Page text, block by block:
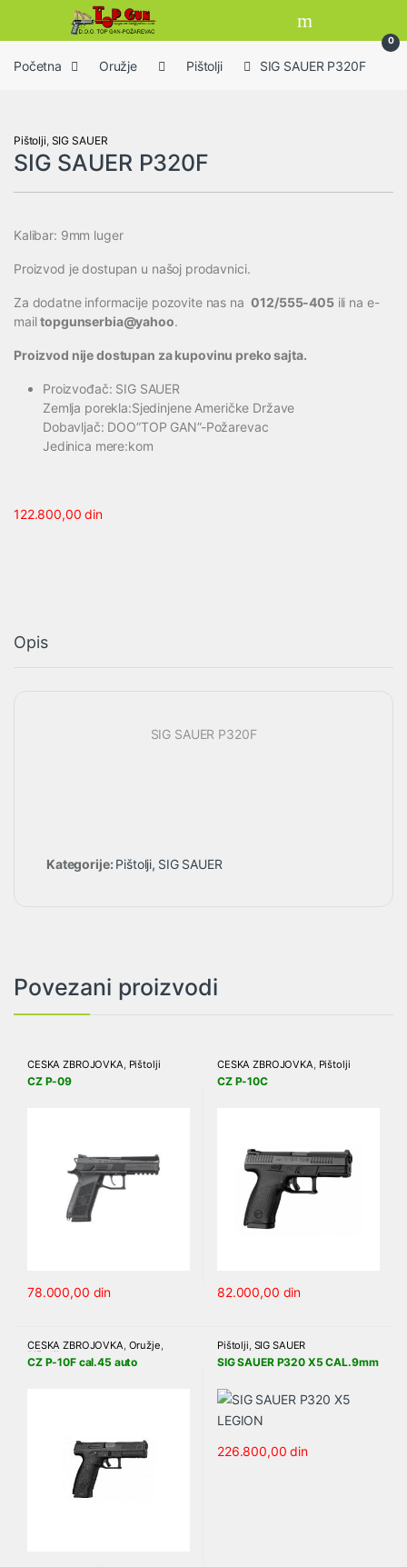
Skip to navigation
Skip to content
0
Početna Oružje Pištolji SIG SAUER P320F
Pištolji, SIG SAUER
SIG SAUER P320F
Kalibar: 9mm luger
Proizvod je dostupan u našoj prodavnici.
Za dodatne informacije pozovite nas na012/555-405ili na e-
mailtopgunserbia@yahoo.
Proizvod nije dostupan za kupovinu preko sajta.
Proizvođač: SIG SAUER
Zemlja porekla:Sjedinjene Američke Države
Dobavljač: DOO”TOP GAN”-Požarevac
Jedinica mere:kom
122.800,00din
Opis
SIG SAUER P320F
Kategorije: Pištolji, SIG SAUER
Povezani proizvodi
ČEŠKA ZBROJOVKA, Pištolji
CZ P-09
78.000,00 din
ČEŠKA ZBROJOVKA, Pištolji
CZ P-10C
82.000,00 din
ČEŠKA ZBROJOVKA Oružje
Pištolji
CZ P-10F cal.45 auto
Pištolji SIG SAUER
SIG SAUER P320 X5 CAL.9mm
226.800,00din